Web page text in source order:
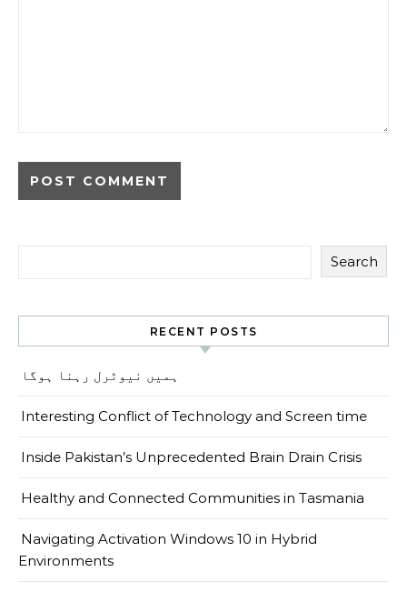
Search
RECENT POSTS
ہمیں نیوٹرل رہنا ہوگا
Interesting Conflict of Technology and Screen time
Inside Pakistan’s Unprecedented Brain Drain Crisis
Healthy and Connected Communities in Tasmania
Navigating Activation Windows 10 in Hybrid
Environments